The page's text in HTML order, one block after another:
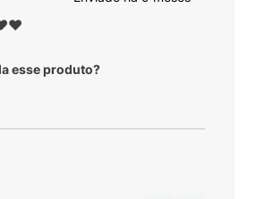
esse produto?